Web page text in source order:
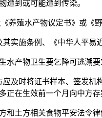
遭到或可能遭到传染。
殖水产物议定书》或《野
施条例、《中华人平易
产物卫生要乞降可逃溯要
时将证书样本、签发机
正在生效前一个月向中方存
土方相关食物平安法令律